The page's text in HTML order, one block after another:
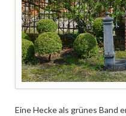
Eine Hecke als grünes Band